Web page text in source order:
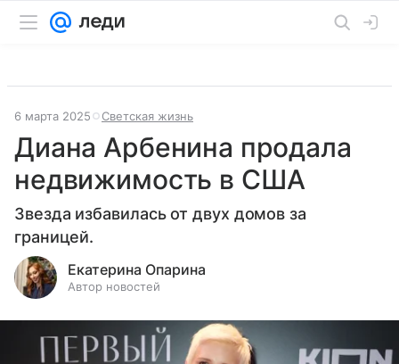
6 марта 2025 Светская жизнь
Диана Арбенина продала
недвижимость в США
Звезда избавилась от двух домов за
границей.
Екатерина Опарина
Автор новостей